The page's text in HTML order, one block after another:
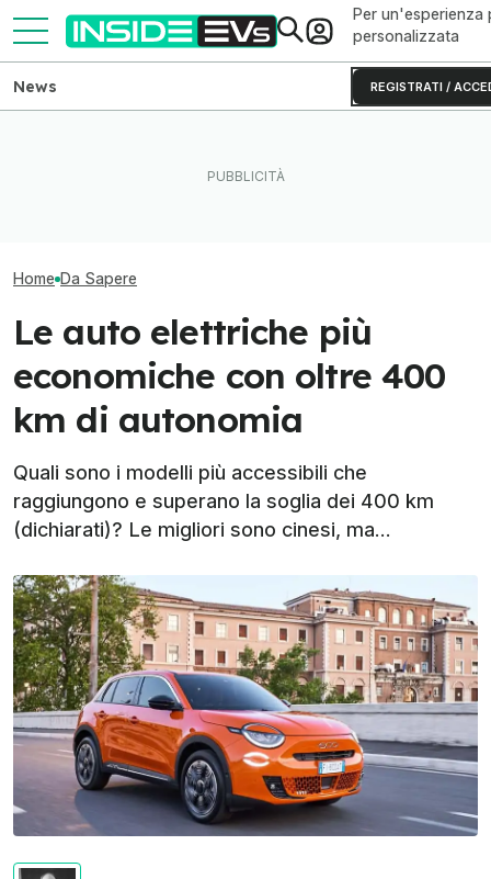
Per un'esperienza
personalizzata
REGISTRATI /
News
Home Da Sapere
Le auto elettriche più
economiche con oltre 400
km di autonomia
Quali sono i modelli più accessibili che
raggiungono e superano la soglia dei 400 km
(dichiarati)? Le migliori sono cinesi, ma...